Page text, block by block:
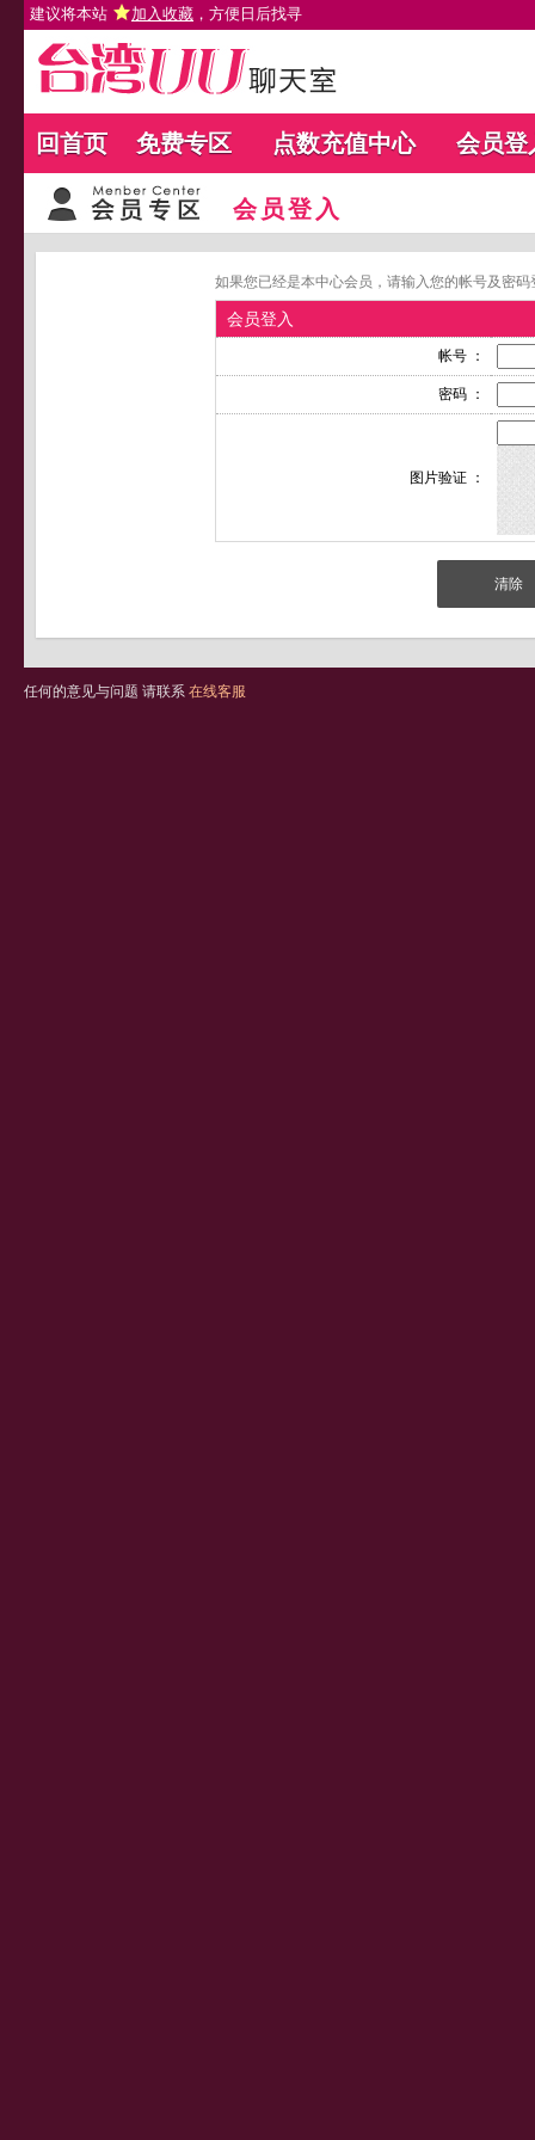
建议将本站 加入收藏 ，方便日后找寻
回首页 免费专区 点数充值中心 会员登
会员登入
如果您已经是本中心会员，请输入您的帐号及密
会员登入
帐号 ：
密码 ：
图片验证 ：
任何的意见与问题 请联系 在线客服